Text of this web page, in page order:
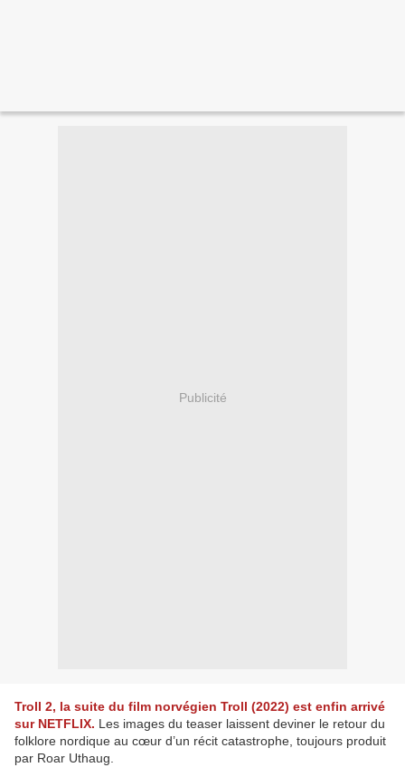
Publicité
Troll 2, la suite du film norvégien Troll (2022) est enfin arrivé
sur NETFLIX. Les images du teaser laissent deviner le retour du
folklore nordique au cœur d’un récit catastrophe, toujours produit
par Roar Uthaug.